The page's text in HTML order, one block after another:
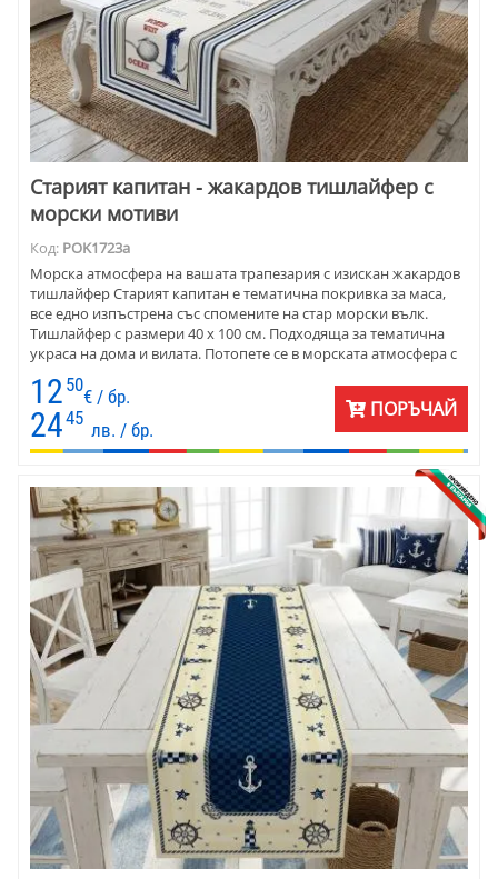
Старият капитан - жакардов тишлайфер с
морски мотиви
Код: POK1723а
Морска атмосфера на вашата трапезария с изискан жакардов
тишлайфер Старият капитан е тематична покривка за маса,
все едно изпъстрена със спомените на стар морски вълк.
Тишлайфер с размери 40 х 100 см. Подходяща за тематична
украса на дома и вилата. Потопете се в морската атмосфера с
този елегантен жакардов тишлайфер за маса. Материята е
памук и полиестер - съчетават здравина и мекота,
гарантирайки дълготрайна употреба и комфорт.
12 50
€ / бр.
2445
лв. / бр.
ПОРЪЧАЙ